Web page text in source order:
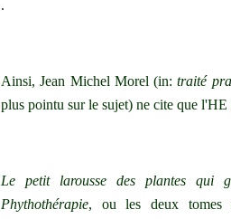
.
Ainsi, Jean Michel Morel (in:traité
plus pointu sur le sujet) ne cite que l'HE
Le petit larousse des plantes qui
Phythothérapie, ou les deux tomes